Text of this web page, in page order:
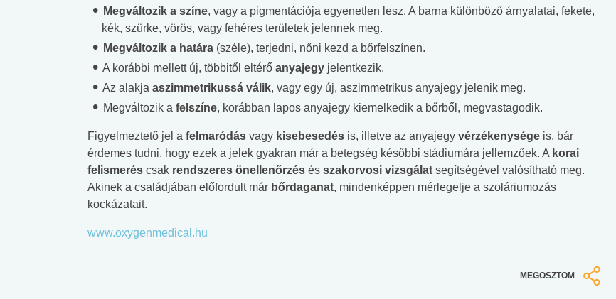
Megváltozik a színe, vagy a pigmentációja egyenetlen lesz. A barna különböző árnyalatai, fekete,
kék, szürke, vörös, vagy fehéres területek jelennek meg.
Megváltozik a határa (széle), terjedni, nőni kezd a bőrfelszínen.
A korábbi mellett új, többitől eltérő anyajegy jelentkezik.
Az alakja aszimmetrikussá válik, vagy egy új, aszimmetrikus anyajegy jelenik meg.
Megváltozik a felszíne, korábban lapos anyajegy kiemelkedik a bőrből, megvastagodik.
Figyelmeztető jel a felmaródás vagy kisebesedés is, illetve az anyajegy vérzékenysége is, bár
érdemes tudni, hogy ezek a jelek gyakran már a betegség későbbi stádiumára jellemzőek. A korai
felismerés csak rendszeres önellenőrzés és szakorvosi vizsgálat segítségével valósítható meg.
Akinek a családjában előfordult már bőrdaganat, mindenképpen mérlegelje a szoláriumozás
kockázatait.
www.oxygenmedical.hu
MEGOSZTOM
#Zöldövezet
Mekkora az ökológiai
lábnyomod?
#Betegségek
Elsősegély
tudásteszt
#Suli, munka
Angol középfokú
nyelvvizsga teszt -
No.42
#Suli, munka
Internet-függőség
teszt